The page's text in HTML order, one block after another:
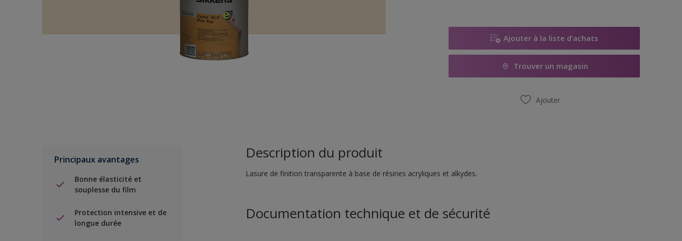
Ajouter à la liste d’achats
Trouver un magasin
Ajouter
Principaux avantages
Bonne élasticité et
souplesse du film
Protection intensive et de
longue durée
Description du produit
Lasure de finition transparente à base de résines acryliques et alkydes.
Documentation technique et de sécurité